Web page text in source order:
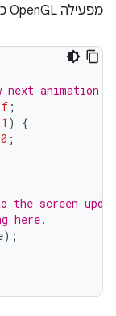
מפעילה OpenGL כדי לצייר את המסך.
next animation
;
1 )
{
0 ;
screen
here.
);